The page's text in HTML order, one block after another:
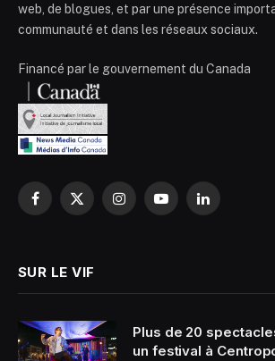
web, de blogues, et par une présence
communauté et dans les réseaux sociaux.
Financé par le gouvernement du Canada
Facebook
X
InstagramYouTubeLinkedIn
SUR LE VIF
Plus de 20
un festival à